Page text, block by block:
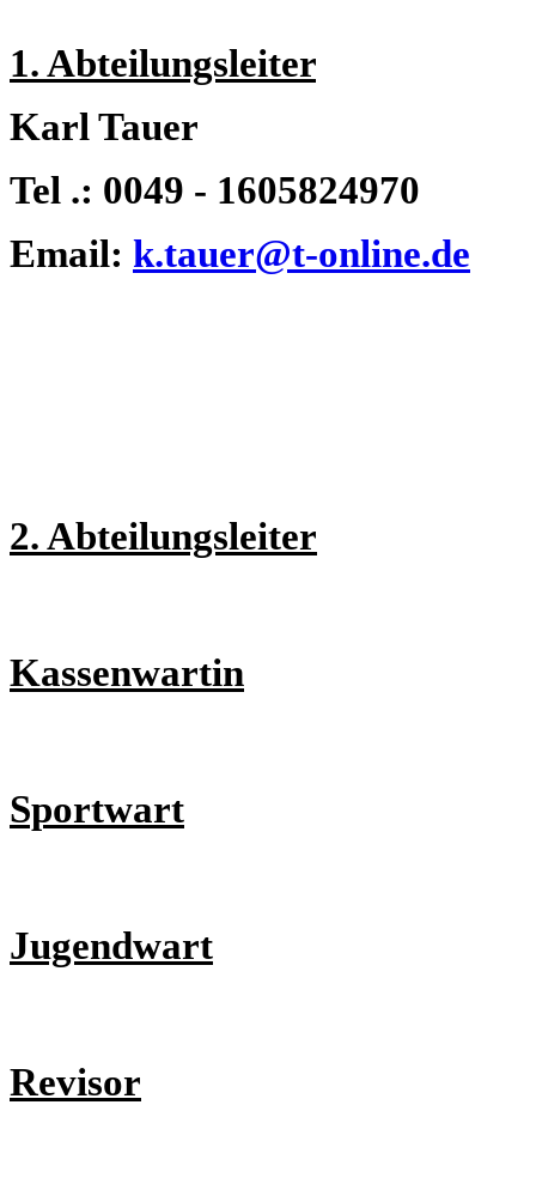
1. Abteilungsleiter
Karl Tauer
Tel .: 0049 - 1605824970
Email: k.tauer@t-online.de
2. Abteilungsleiter
Kassenwartin
Sportwart
Jugendwart
Revisor